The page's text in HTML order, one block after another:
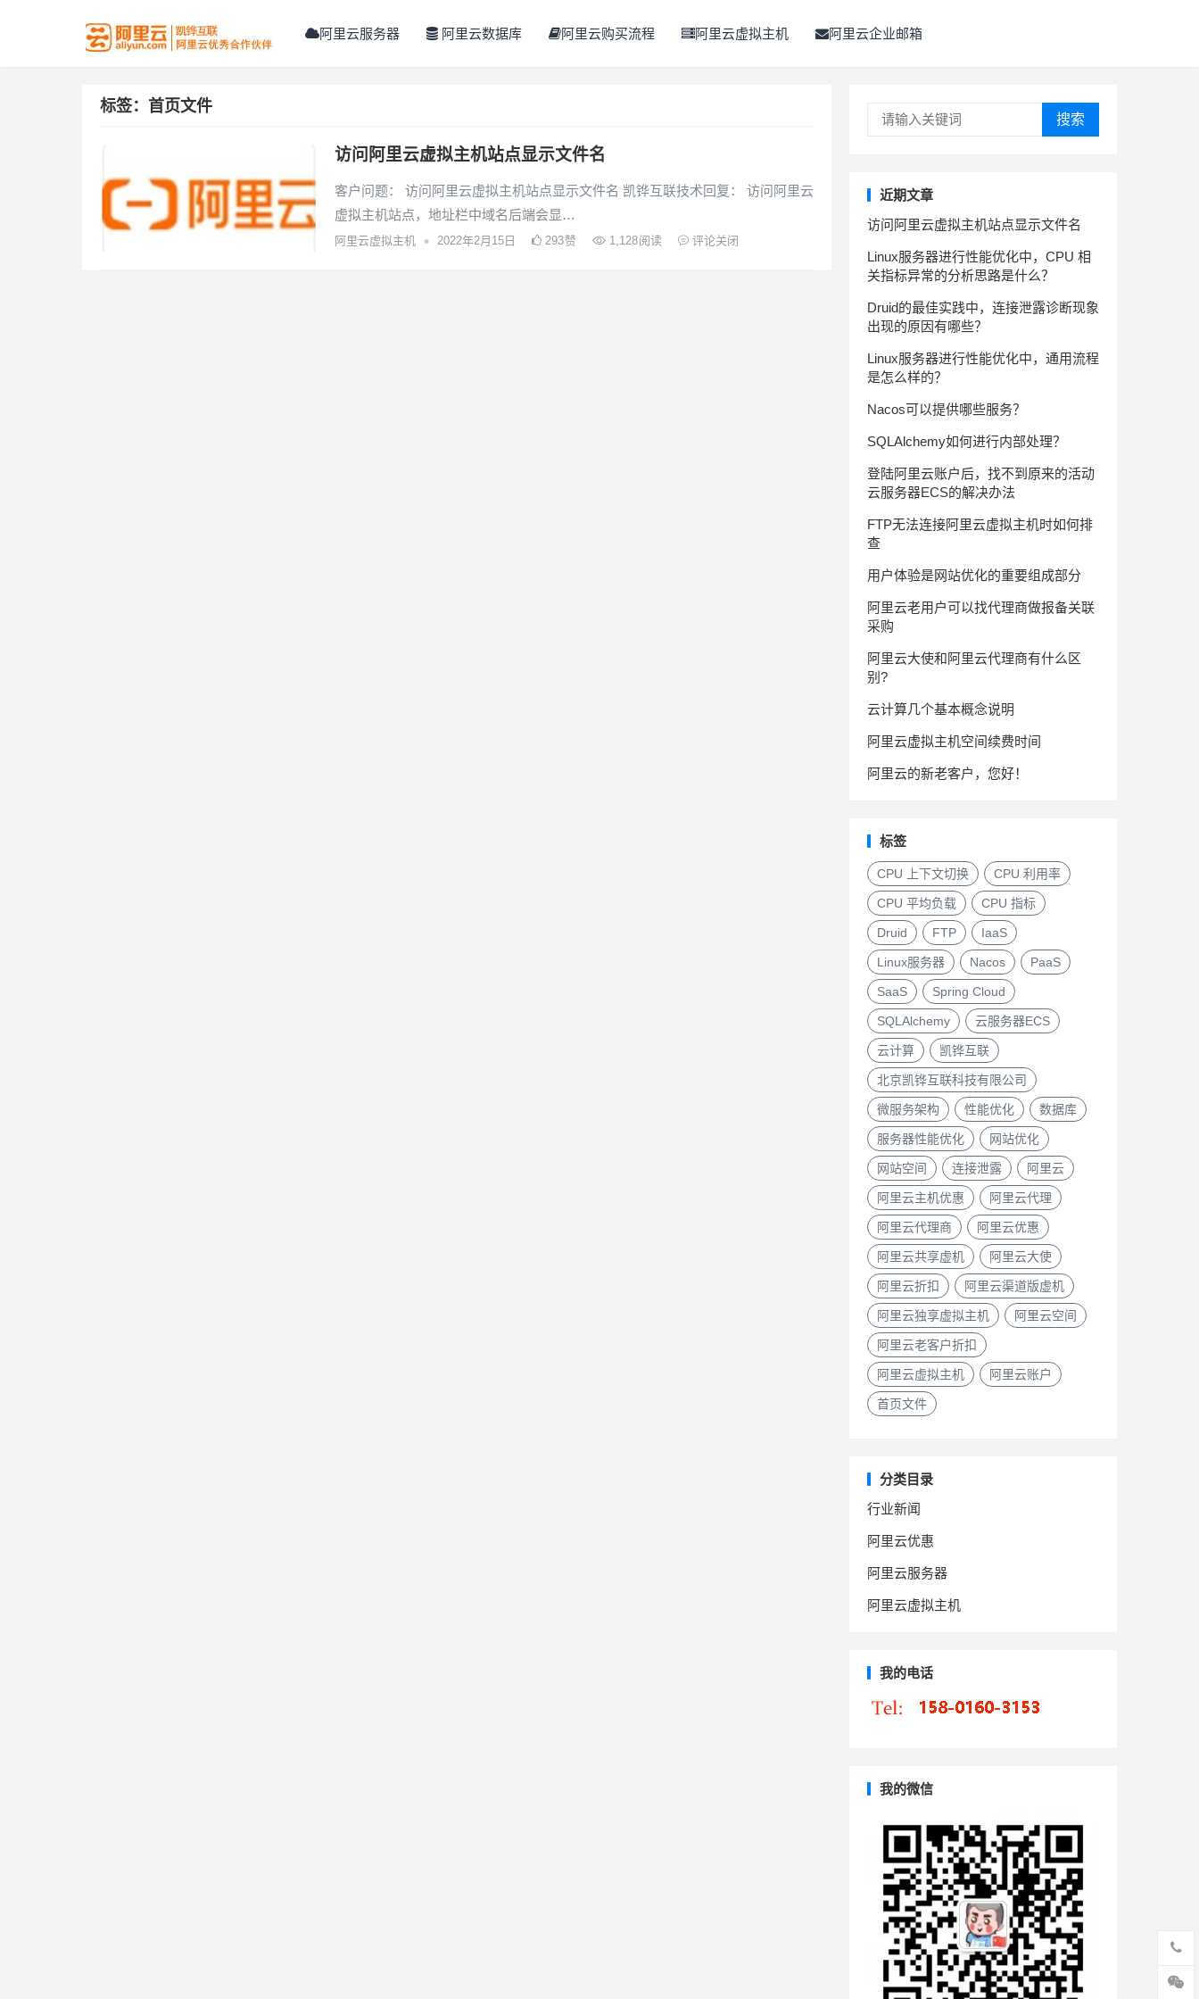
阿里云服务器 阿里云数据库 阿里云购买流程 阿里云虚拟主机 阿里云企业邮箱
标签：首页文件
访问阿里云虚拟主机站点显示文件名
客户问题： 访问阿里云虚拟主机站点显示文件名 凯铧互联技术回复： 访问阿里云
虚拟主机站点，地址栏中域名后端会显…
阿里云虚拟主机 • 2022年2月15日 293赞 1,128阅读 评论关闭
搜索
近期文章
访问阿里云虚拟主机站点显示文件名
Linux服务器进行性能优化中，CPU 相
关指标异常的分析思路是什么？
Druid的最佳实践中，连接泄露诊断现象
出现的原因有哪些？
Linux服务器进行性能优化中，通用流程
是怎么样的？
Nacos可以提供哪些服务？
SQLAlchemy如何进行内部处理？
登陆阿里云账户后，找不到原来的活动
云服务器ECS的解决办法
FTP无法连接阿里云虚拟主机时如何排
查
用户体验是网站优化的重要组成部分
阿里云老用户可以找代理商做报备关联
采购
阿里云大使和阿里云代理商有什么区
别?
云计算几个基本概念说明
阿里云虚拟主机空间续费时间
阿里云的新老客户，您好！
标签
CPU 上下文切换 CPU 利用率
CPU 平均负载 CPU 指标
Druid FTP IaaS
Linux服务器 Nacos PaaS
SaaS Spring Cloud
SQLAlchemy 云服务器ECS
云计算 凯铧互联
北京凯铧互联科技有限公司
微服务架构 性能优化 数据库
服务器性能优化 网站优化
网站空间 连接泄露 阿里云
阿里云主机优惠 阿里云代理
阿里云代理商 阿里云优惠
阿里云共享虚机 阿里云大使
阿里云折扣 阿里云渠道版虚机
阿里云独享虚拟主机 阿里云空间
阿里云老客户折扣
阿里云虚拟主机 阿里云账户
首页文件
分类目录
行业新闻
阿里云优惠
阿里云服务器
阿里云虚拟主机
我的电话
我的微信